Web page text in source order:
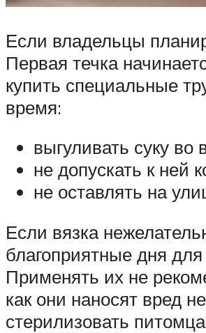
Если владельцы
Первая течка
купить специальные
время:
выгуливать суку во
не допускать к ней
не оставлять на
Если вязка
благоприятные дня
Применять их не
как они наносят вред
стерилизовать